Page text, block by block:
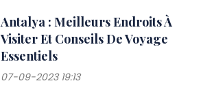
Antalya : Meilleurs Endroits À
Visiter Et Conseils De Voyage
Essentiels
07-09-2023 19:13